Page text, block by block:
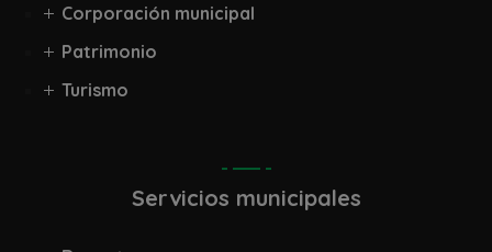
Corporación municipal
Patrimonio
Turismo
Servicios municipales